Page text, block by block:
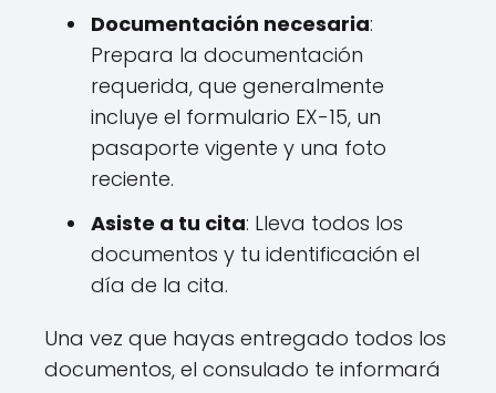
Documentación necesaria:
Prepara la documentación
requerida, que generalmente
incluye el formulario EX-15, un
pasaporte vigente y una foto
reciente.
Asiste a tu cita: Lleva todos los
documentos y tu identificación el
día de la cita.
Una vez que hayas entregado todos los
documentos, el consulado te informará